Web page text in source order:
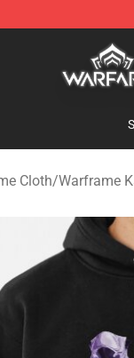
Warframe
Cloth/Warframe